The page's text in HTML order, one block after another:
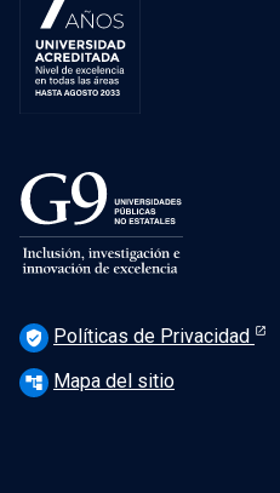
verified_user Políticas de Privacidad
account_tree Mapa del sitio